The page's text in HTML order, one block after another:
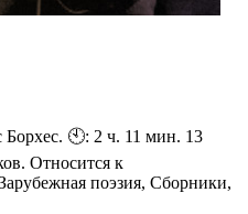
🕙: 2 ч. 11 мин. 13
Относится к
поэзия, Сборники,